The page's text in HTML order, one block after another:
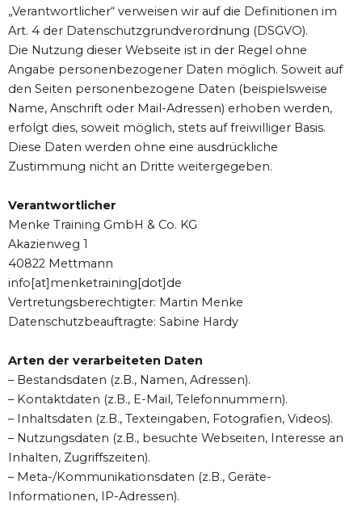
„Verantwortlicher“ verweisen wir auf die Definitionen im
Art. 4 der Datenschutzgrundverordnung (DSGVO).
Die Nutzung dieser Webseite ist in der Regel ohne
Angabe personenbezogener Daten möglich. Soweit auf
den Seiten personenbezogene Daten (beispielsweise
Name, Anschrift oder Mail-Adressen) erhoben werden,
erfolgt dies, soweit möglich, stets auf freiwilliger Basis.
Diese Daten werden ohne eine ausdrückliche
Zustimmung nicht an Dritte weitergegeben.
Verantwortlicher
Menke Training GmbH & Co. KG
Akazienweg 1
40822 Mettmann
info[at]menketraining[dot]de
Vertretungsberechtigter: Martin Menke
Datenschutzbeauftragte: Sabine Hardy
Arten der verarbeiteten Daten
– Bestandsdaten (z.B., Namen, Adressen).
– Kontaktdaten (z.B., E-Mail, Telefonnummern).
– Inhaltsdaten (z.B., Texteingaben, Fotografien, Videos).
– Nutzungsdaten (z.B., besuchte Webseiten, Interesse an
Inhalten, Zugriffszeiten).
– Meta-/Kommunikationsdaten (z.B., Geräte-
Informationen, IP-Adressen).